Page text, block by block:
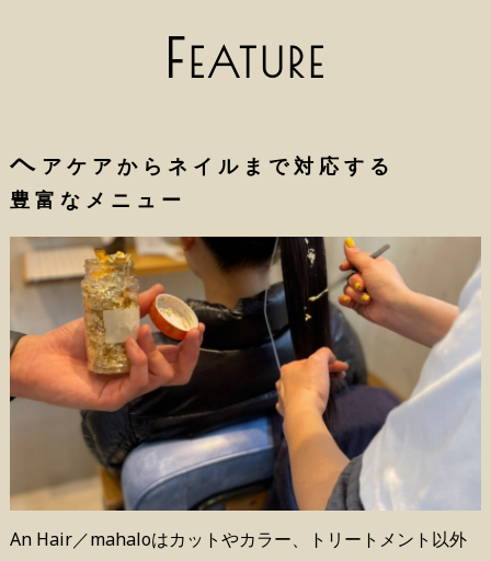
FEATURE
ヘ アケアからネイルまで対応する
豊富なメニュー
An Hair／mahaloはカットやカラー、トリートメント以外